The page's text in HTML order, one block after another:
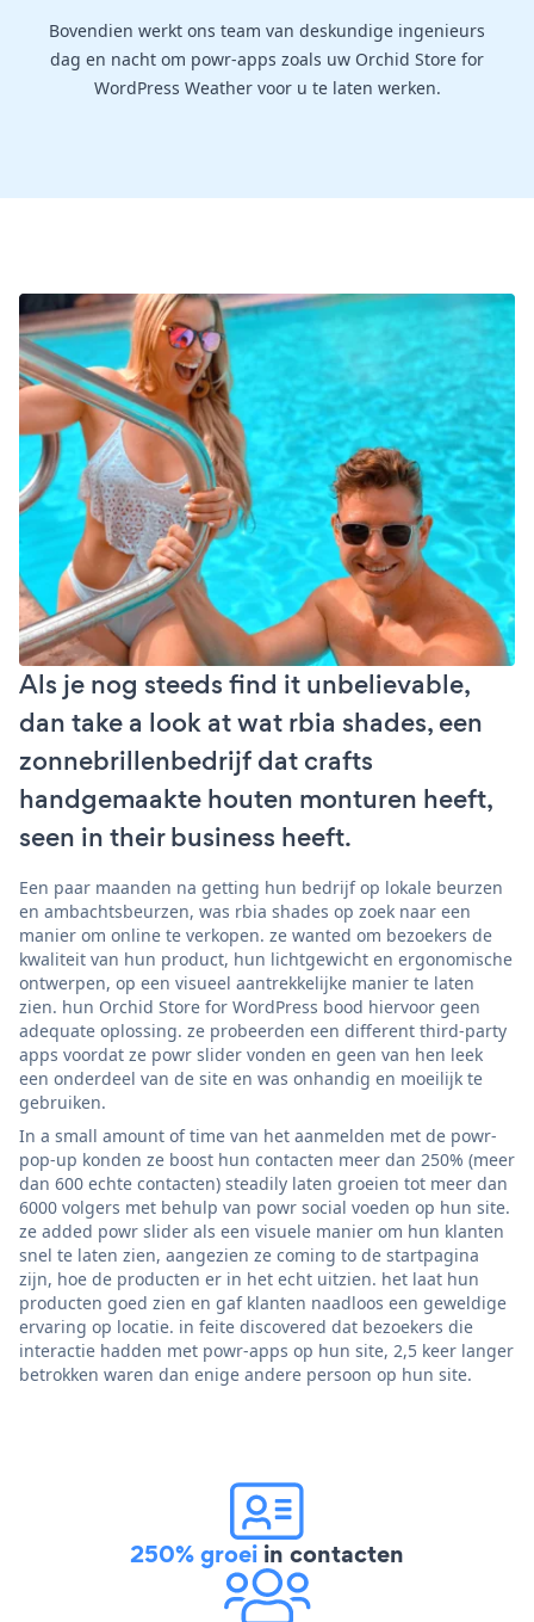
Bovendien werkt ons team van deskundige ingenieurs
dag en nacht om powr-apps zoals uw Orchid Store for
WordPress Weather voor u te laten werken.
Als je nog steeds find it unbelievable,
dan take a look at wat rbia shades, een
zonnebrillenbedrijf dat crafts
handgemaakte houten monturen heeft,
seen in their business heeft.
Een paar maanden na getting hun bedrijf op lokale beurzen
en ambachtsbeurzen, was rbia shades op zoek naar een
manier om online te verkopen. ze wanted om bezoekers de
kwaliteit van hun product, hun lichtgewicht en ergonomische
ontwerpen, op een visueel aantrekkelijke manier te laten
zien. hun Orchid Store for WordPress bood hiervoor geen
adequate oplossing. ze probeerden een different third-party
apps voordat ze powr slider vonden en geen van hen leek
een onderdeel van de site en was onhandig en moeilijk te
gebruiken.
In a small amount of time van het aanmelden met de powr-
pop-up konden ze boost hun contacten meer dan 250% (meer
dan 600 echte contacten) steadily laten groeien tot meer dan
6000 volgers met behulp van powr social voeden op hun site.
ze added powr slider als een visuele manier om hun klanten
snel te laten zien, aangezien ze coming to de startpagina
zijn, hoe de producten er in het echt uitzien. het laat hun
producten goed zien en gaf klanten naadloos een geweldige
ervaring op locatie. in feite discovered dat bezoekers die
interactie hadden met powr-apps op hun site, 2,5 keer langer
betrokken waren dan enige andere persoon op hun site.
250% groei in contacten